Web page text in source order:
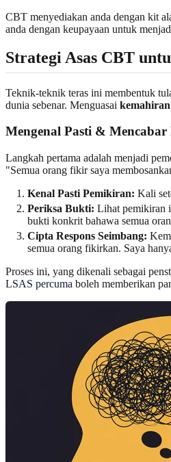
CBT menyediakan anda dengan kit
anda dengan keupayaan untuk
Strategi Asas CBT
Teknik-teknik teras ini membentuk
dunia sebenar. Menguasai kemahiran
Mengenal Pasti &
Langkah pertama adalah menjadi
"Semua orang fikir saya
Kenal Pasti Pemikiran: Kali
Periksa Bukti: Lihat pemikiran
bukti konkrit bahawa semua
Cipta Respons Seimbang:
semua orang fikirkan. Saya
Proses ini, yang dikenali sebagai
LSAS percuma boleh memberikan